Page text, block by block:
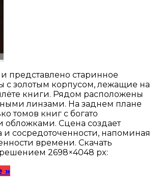
представлено старинное
с золотым корпусом, лежащие на
книги. Рядом расположены
линзами. На заднем плане
томов книг с богато
Сцена создает
и сосредоточенности, напоминая
времени. Скачать
2698×4048 px:
»